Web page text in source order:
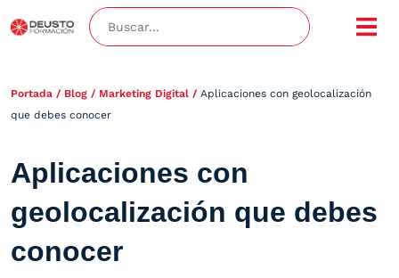
Portada / Blog / Marketing Digital / Aplicaciones con geolocalización
que debes conocer
Aplicaciones con
geolocalización que debes
conocer